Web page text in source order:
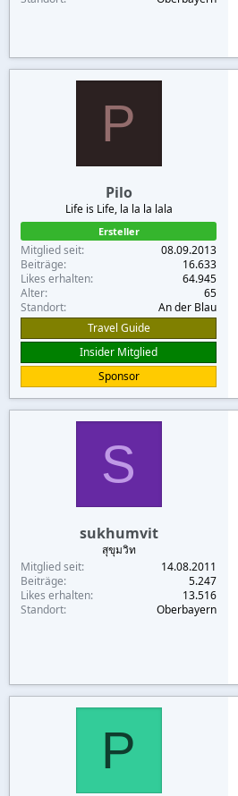
P
Pilo
Life is Life, la la la lala
Ersteller
Mitglied seit
08.09.2013
Beiträge
16.633
Likes erhalten
64.945
Alter
65
Standort
An der Blau
Travel Guide
Insider Mitglied
Sponsor
S
sukhumvit
สุขุมวิท
Mitglied seit
14.08.2011
Beiträge
5.247
Likes erhalten
13.516
Standort
Oberbayern
P